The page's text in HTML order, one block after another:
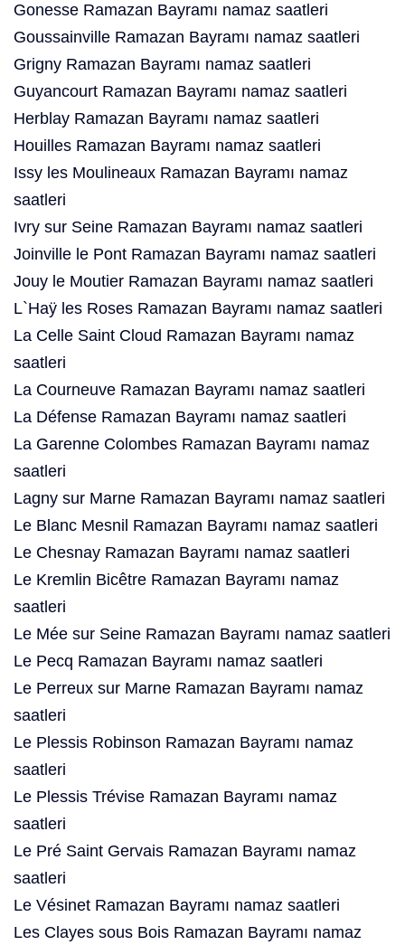
Gonesse Ramazan Bayramı namaz saatleri
Goussainville Ramazan Bayramı namaz saatleri
Grigny Ramazan Bayramı namaz saatleri
Guyancourt Ramazan Bayramı namaz saatleri
Herblay Ramazan Bayramı namaz saatleri
Houilles Ramazan Bayramı namaz saatleri
Issy les Moulineaux Ramazan Bayramı namaz
saatleri
Ivry sur Seine Ramazan Bayramı namaz saatleri
Joinville le Pont Ramazan Bayramı namaz saatleri
Jouy le Moutier Ramazan Bayramı namaz saatleri
L`Haÿ les Roses Ramazan Bayramı namaz saatleri
La Celle Saint Cloud Ramazan Bayramı namaz
saatleri
La Courneuve Ramazan Bayramı namaz saatleri
La Défense Ramazan Bayramı namaz saatleri
La Garenne Colombes Ramazan Bayramı namaz
saatleri
Lagny sur Marne Ramazan Bayramı namaz saatleri
Le Blanc Mesnil Ramazan Bayramı namaz saatleri
Le Chesnay Ramazan Bayramı namaz saatleri
Le Kremlin Bicêtre Ramazan Bayramı namaz
saatleri
Le Mée sur Seine Ramazan Bayramı namaz saatleri
Le Pecq Ramazan Bayramı namaz saatleri
Le Perreux sur Marne Ramazan Bayramı namaz
saatleri
Le Plessis Robinson Ramazan Bayramı namaz
saatleri
Le Plessis Trévise Ramazan Bayramı namaz
saatleri
Le Pré Saint Gervais Ramazan Bayramı namaz
saatleri
Le Vésinet Ramazan Bayramı namaz saatleri
Les Clayes sous Bois Ramazan Bayramı namaz